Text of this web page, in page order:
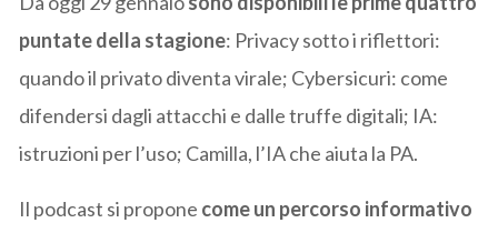
puntate della stagione: Privacy sotto i riflettori:
quando il privato diventa virale; Cybersicuri: come
difendersi dagli attacchi e dalle truffe digitali; IA:
istruzioni per l’uso; Camilla, l’IA che aiuta la PA.
Il podcast si propone come un percorso informativo